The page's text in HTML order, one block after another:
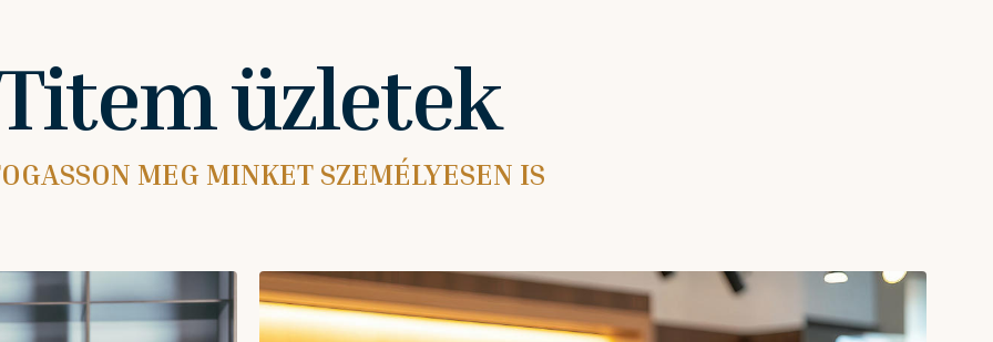
üzletek
MEG MINKET SZEMÉLYESEN IS